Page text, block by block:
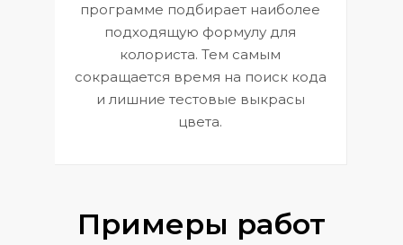
программе подбирает наиболее
подходящую формулу для
колориста. Тем самым
сокращается время на поиск кода
и лишние тестовые выкрасы
цвета.
Примеры работ